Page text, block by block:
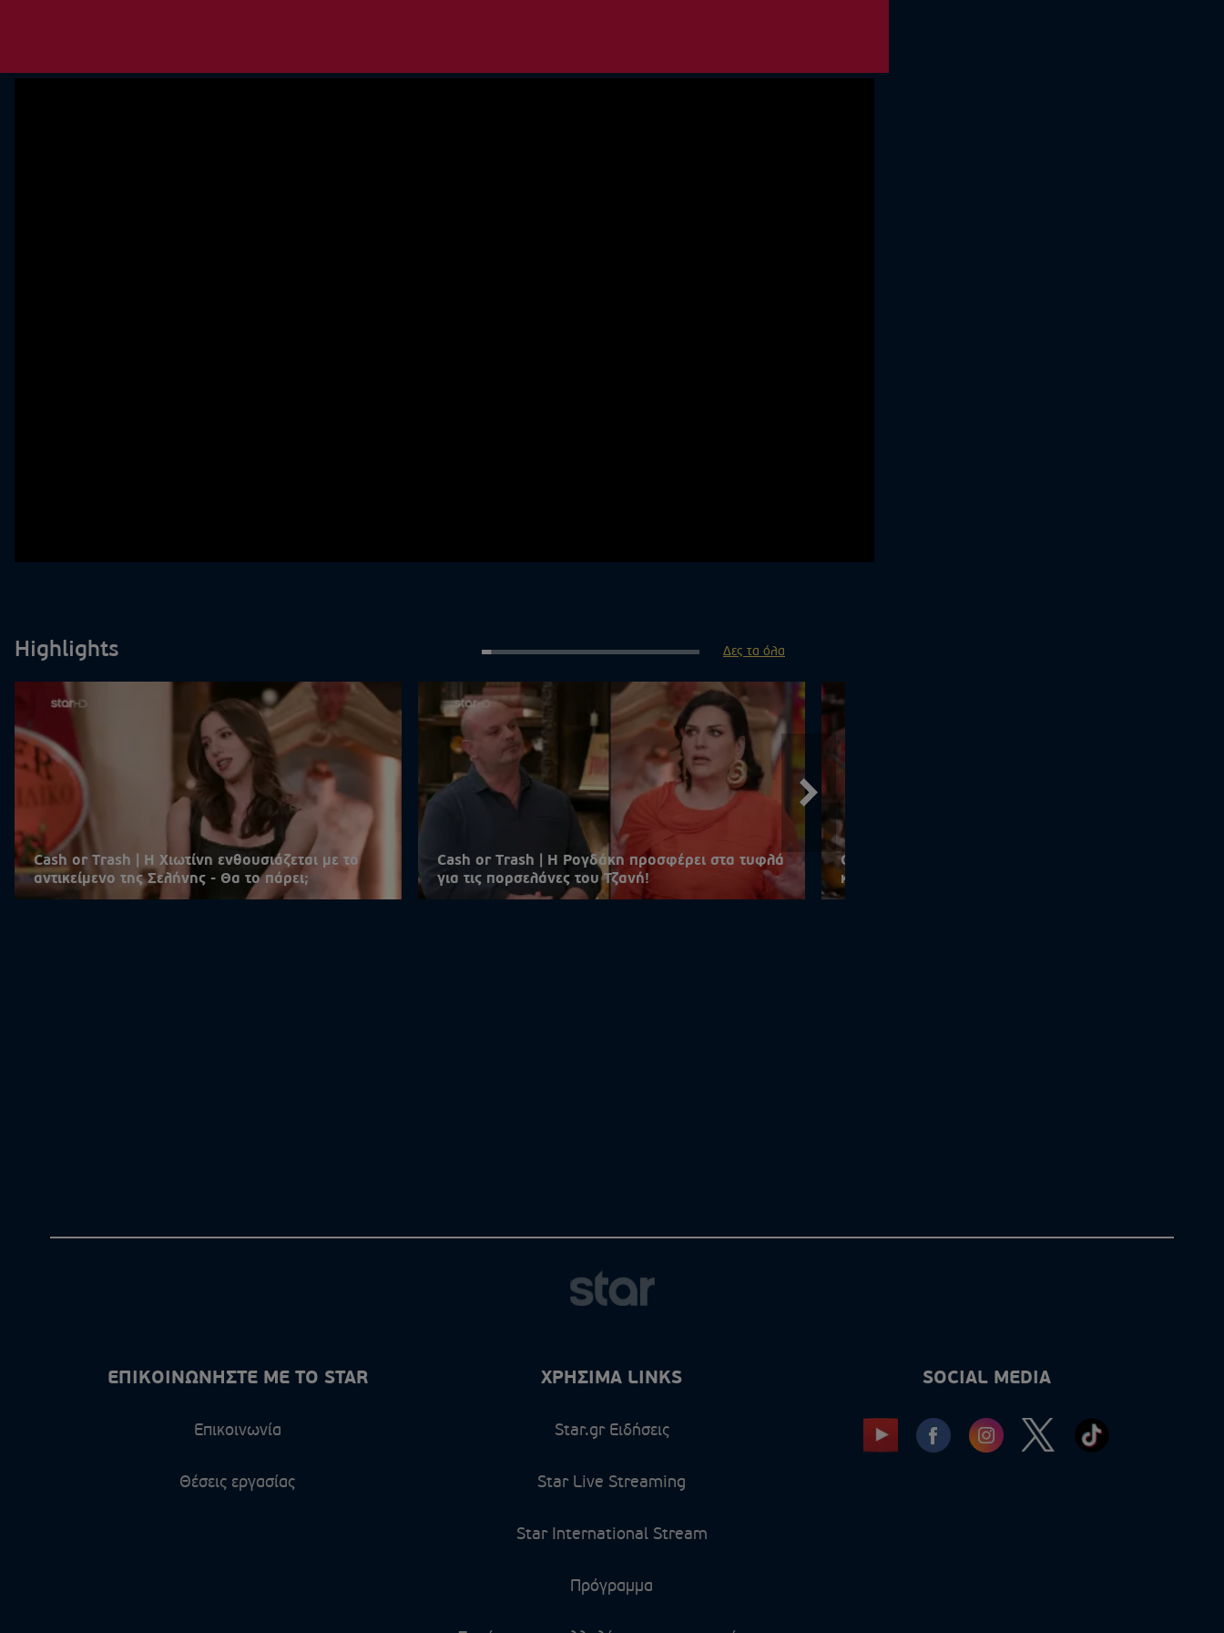
Highlights Δες τα όλα
Cash or Trash | Η Χιωτίνη ενθουσιάζεται με το
αντικείμενο της Σελήνης - Θα το πάρει;
Cash or Trash | Η Ρογδάκη προσφέρει στα τυφλά
για τις πορσελάνες του Τζανή!
Cash or Trash | Ο Στρουγγάρης θεωρεί τις
καρέκλες της Μίτσης παρωχημένες!
ΕΠΙΚΟΙΝΩΝΗΣΤΕ ΜΕ ΤΟ STAR
Επικοινωνία
Θέσεις εργασίας
ΧΡΗΣΙΜΑ LINKS
Star.gr Ειδήσεις
Star Live Streaming
Star International Stream
Πρόγραμμα
SOCIAL MEDIA